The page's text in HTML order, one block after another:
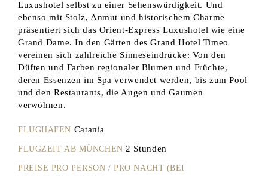
Luxushotel selbst zu einer Sehenswürdigkeit. Und
ebenso mit Stolz, Anmut und historischem Charme
präsentiert sich das Orient-Express Luxushotel wie eine
Grand Dame. In den Gärten des Grand Hotel Timeo
vereinen sich zahlreiche Sinneseindrücke: Von den
Düften und Farben regionaler Blumen und Früchte,
deren Essenzen im Spa verwendet werden, bis zum Pool
und den Restaurants, die Augen und Gaumen
verwöhnen.
FLUGHAFEN Catania
FLUGZEIT AB MÜNCHEN 2 Stunden
PREISE PRO PERSON / PRO NACHT (BEI